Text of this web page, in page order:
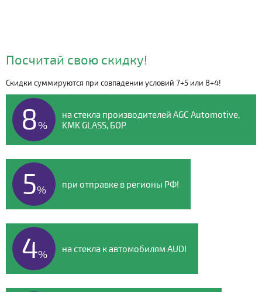
Видео о компании
Посчитай свою скидку!
Скидки суммируются при совпадении условий 7+5 или 8+4!
8%
на стекла производителей AGC Automotive,
KMK GLASS, БОР
5% при отправке в регионы РФ!
4% на стекла к автомобилям AUDI